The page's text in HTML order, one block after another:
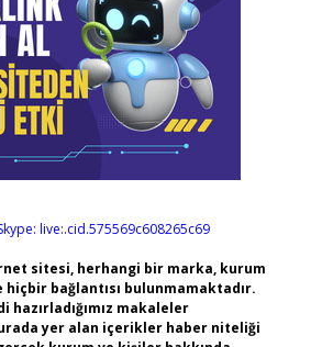
live:.cid.575569c608265c69
sitesi, herhangi bir marka, kurum
hiçbir bağlantısı bulunmamaktadır.
hazırladığımız makaleler
yer alan içerikler haber niteliği